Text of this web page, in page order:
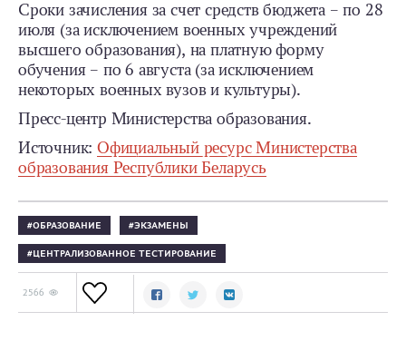
Сроки зачисления за счет средств бюджета – по 28
июля (за исключением военных учреждений
высшего образования), на платную форму
обучения – по 6 августа (за исключением
некоторых военных вузов и культуры).
Пресс-центр Министерства образования.
Источник:Официальный ресурс Министерства
образования Республики Беларусь
ОБРАЗОВАНИЕ ЭКЗАМЕНЫ
ЦЕНТРАЛИЗОВАННОЕ ТЕСТИРОВАНИЕ
2566